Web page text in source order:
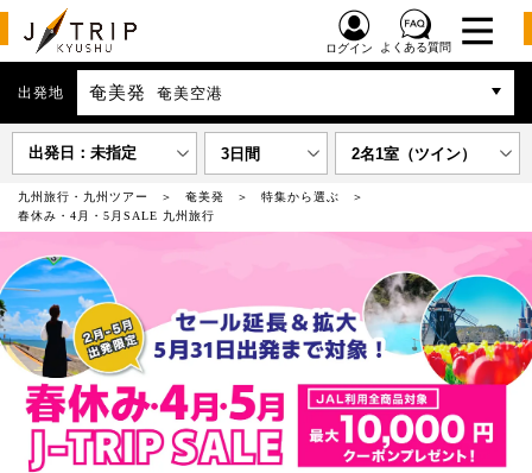
ログイン よくある質問
出発地 奄美発 奄美空港
出発日：未指定 3日間 2名1室（ツイン）
九州旅行・九州ツアー 奄美発
特集から選ぶ
春休み・4月・5月SALE 九州旅行